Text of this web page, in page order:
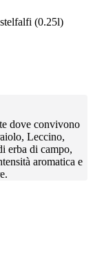
(0.25l)
dove convivono
Leccino,
erba di campo,
aromatica e